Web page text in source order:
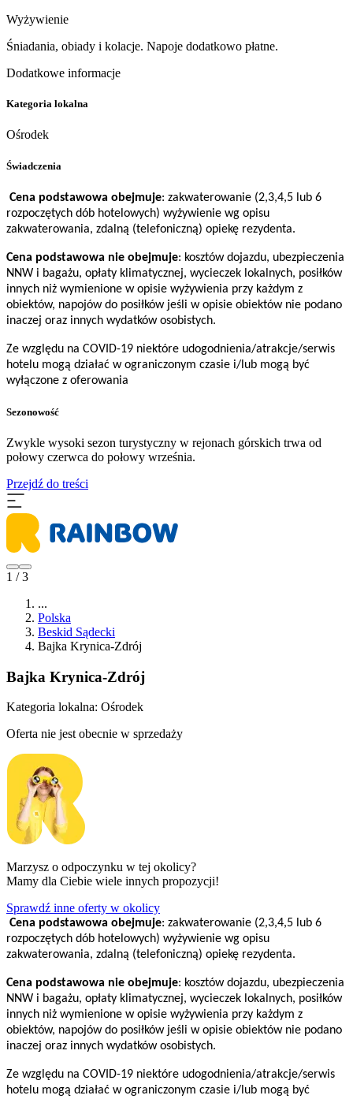
Wyżywienie
Śniadania, obiady i kolacje. Napoje dodatkowo płatne.
Dodatkowe informacje
Kategoria lokalna
Ośrodek
Świadczenia
Cena podstawowa obejmuje: zakwaterowanie (2,3,4,5 lub 6
rozpoczętych dób hotelowych) wyżywienie wg opisu
zakwaterowania, zdalną (telefoniczną) opiekę rezydenta.
Cena podstawowa nie obejmuje: kosztów dojazdu, ubezpieczenia
NNW i bagażu, opłaty klimatycznej, wycieczek lokalnych, posiłków
innych niż wymienione w opisie wyżywienia przy każdym z
obiektów, napojów do posiłków jeśli w opisie obiektów nie podano
inaczej oraz innych wydatków osobistych.
Ze względu na COVID-19 niektóre udogodnienia/atrakcje/serwis
hotelu mogą działać w ograniczonym czasie i/lub mogą być
wyłączone z oferowania
Sezonowość
Zwykle wysoki sezon turystyczny w rejonach górskich trwa od
połowy czerwca do połowy września.
Przejdź do treści
1 / 3
...
Polska
Beskid Sądecki
Bajka Krynica-Zdrój
Bajka Krynica-Zdrój
Kategoria lokalna: Ośrodek
Oferta nie jest obecnie w sprzedaży
Marzysz o odpoczynku w tej okolicy?
Mamy dla Ciebie wiele innych propozycji!
Sprawdź inne oferty w okolicy
Cena podstawowa obejmuje: zakwaterowanie (2,3,4,5 lub 6
rozpoczętych dób hotelowych) wyżywienie wg opisu
zakwaterowania, zdalną (telefoniczną) opiekę rezydenta.
Cena podstawowa nie obejmuje: kosztów dojazdu, ubezpieczenia
NNW i bagażu, opłaty klimatycznej, wycieczek lokalnych, posiłków
innych niż wymienione w opisie wyżywienia przy każdym z
obiektów, napojów do posiłków jeśli w opisie obiektów nie podano
inaczej oraz innych wydatków osobistych.
Ze względu na COVID-19 niektóre udogodnienia/atrakcje/serwis
hotelu mogą działać w ograniczonym czasie i/lub mogą być